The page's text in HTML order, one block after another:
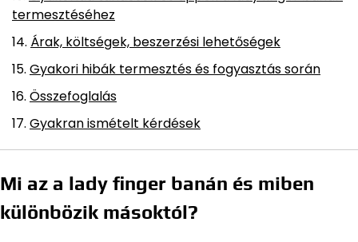
termesztéséhez
Árak, költségek, beszerzési lehetőségek
Gyakori hibák termesztés és fogyasztás során
Összefoglalás
Gyakran ismételt kérdések
Mi az a lady finger banán és miben
különbözik másoktól?